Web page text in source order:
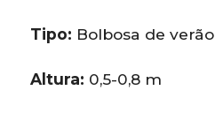
Tipo: Bolbosa de verão
Altura: 0,5-0,8 m